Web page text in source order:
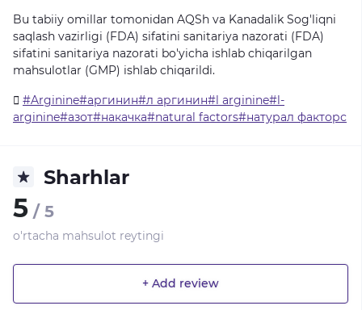
Bu tabiiy omillar tomonidan AQSh va Kanadalik Sog'liqni
saqlash vazirligi (FDA) sifatini sanitariya nazorati (FDA)
sifatini sanitariya nazorati bo'yicha ishlab chiqarilgan
mahsulotlar (GMP) ishlab chiqarildi.
#Arginine#аргинин#л аргинин#l arginine#l-
arginine#азот#накачка#natural factors#натурал факторс
Sharhlar
5 / 5
o'rtacha mahsulot reytingi
+ Add review